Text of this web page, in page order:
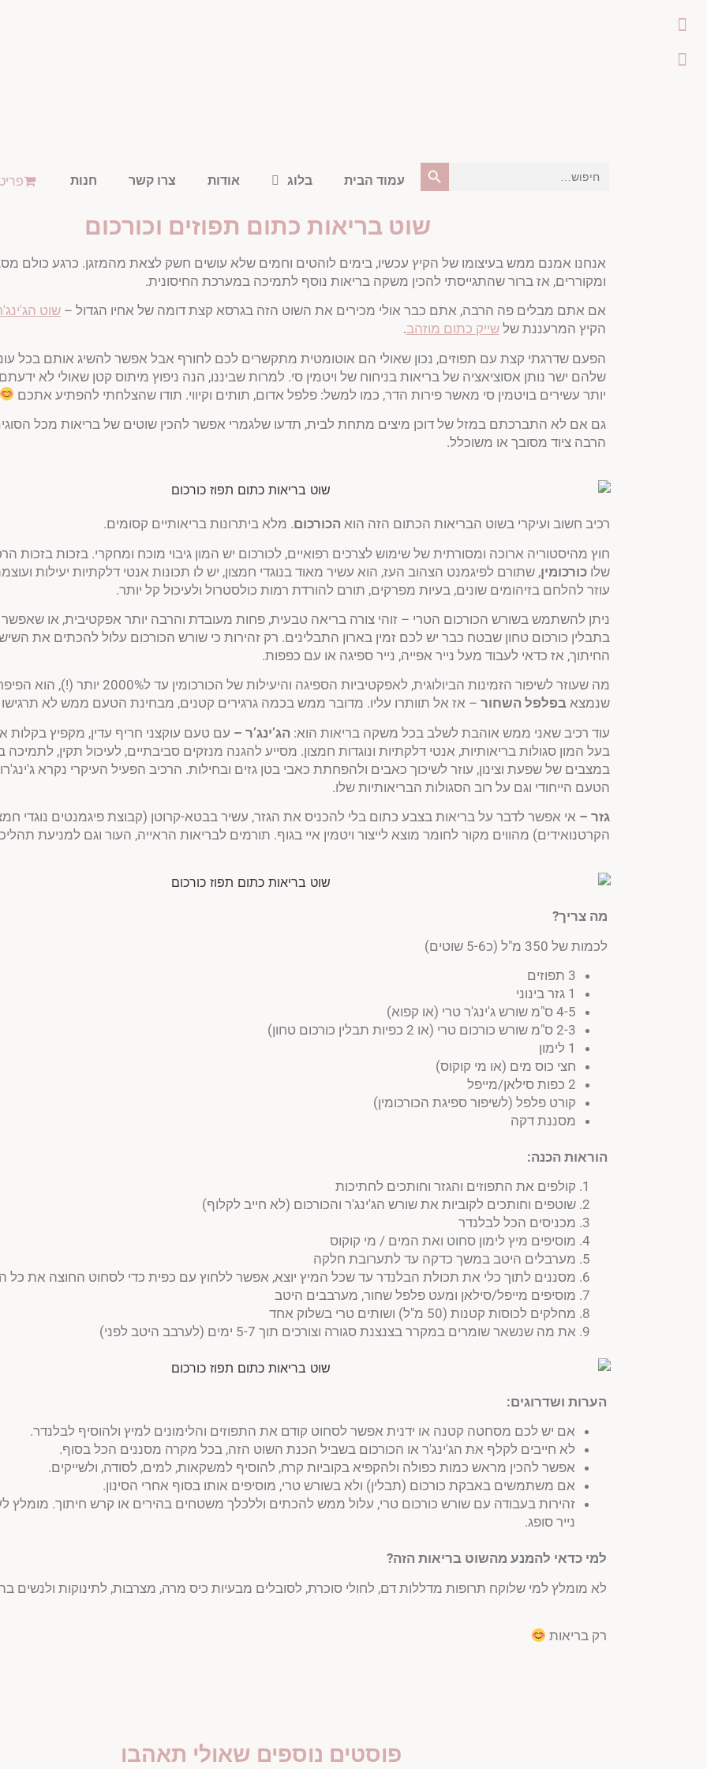
for:
עמוד הבית בלוג אודות צרו קשר חנות
שוט בריאות כתום תפוזים וכורכום
אנחנו אמנם ממש בעיצומו של הקיץ עכשיו, בימים לוהטים וחמים שלא עושים חשק לצאת מהמזגן. כרגע כולם
ומקוררים, אז ברור שהתגייסתי להכין משקה בריאות נוסף לתמיכה במערכת החיסונית.
אם אתם מבלים פה הרבה, אתם כבר אולי מכירים את השוט הזה בגרסא קצת דומה של אחיו הגדול – שוט
הקיץ המרעננת של שייק כתום מוזהב.
הפעם שדרגתי קצת עם תפוזים, נכון שאולי הם אוטומטית מתקשרים לכם לחורף אבל אפשר להשיג אותם בכל
שלהם ישר נותן אסוציאציה של בריאות בניחוח של ויטמין סי. למרות שביננו, הנה ניפוץ מיתוס קטן שאולי לא
יותר עשירים בויטמין סי מאשר פירות הדר, כמו למשל: פלפל אדום, תותים וקיווי. תודו שהצלחתי להפתיע אתכם
גם אם לא התברכתם במזל של דוכן מיצים מתחת לבית, תדעו שלגמרי אפשר להכין שוטים של בריאות מכל
הרבה ציוד מסובך או משוכלל.
רכיב חשוב ועיקרי בשוט הבריאות הכתום הזה הוא הכורכום. מלא ביתרונות בריאותיים קסומים.
חוץ מהיסטוריה ארוכה ומסורתית של שימוש לצרכים רפואיים, לכורכום יש המון גיבוי מוכח ומחקרי. בזכות בזכות
שלו כורכומין, שתורם לפיגמנט הצהוב העז, הוא עשיר מאוד בנוגדי חמצון, יש לו תכונות אנטי דלקתיות יעילות
עוזר להלחם בזיהומים שונים, בעיות מפרקים, תורם להורדת רמות כולסטרול ולעיכול קל יותר.
ניתן להשתמש בשורש הכורכום הטרי – זוהי צורה בריאה טבעית, פחות מעובדת והרבה יותר אפקטיבית, או
בתבלין כורכום טחון שבטח כבר יש לכם זמין בארון התבלינים. רק זהירות כי שורש הכורכום עלול להכתים את
החיתוך, אז כדאי לעבוד מעל נייר אפייה, נייר ספיגה או עם כפפות.
מה שעוזר לשיפור הזמינות הביולוגית, לאפקטיביות הספיגה
שנמצא בפלפל השחור – אז אל תוותרו עליו. מדובר ממש בכמה גרגירים קטנים, מבחינת הטעם ממש לא
עוד רכיב שאני ממש אוהבת לשלב בכל משקה בריאות הוא: הג’ינג’ר – עם טעם עוקצני חריף עדין, מקפיץ
בעל המון סגולות בריאותיות, אנטי דלקתיות ונוגדות חמצון. מסייע להגנה מנזקים סביבתיים, לעיכול תקין,
במצבים של שפעת וצינון, עוזר לשיכוך כאבים ולהפחתת כאבי בטן גזים ובחילות. הרכיב הפעיל העיקרי נקרא
הטעם הייחודי וגם על רוב הסגולות הבריאותיות שלו.
גזר – אי אפשר לדבר על בריאות בצבע כתום בלי להכניס את הגזר, עשיר בבטא-קרוטן (קבוצת פיגמנטים נוגדי
הקרטנואידים) מהווים מקור לחומר מוצא לייצור ויטמין איי בגוף. תורמים לבריאות הראייה, העור וגם למניעת
מה צריך?
לכמות של 350 מ"ל (כ5-6 שוטים)
3 תפוזים
1 גזר בינוני
4-5 ס"מ שורש ג'ינג'ר טרי (או קפוא)
2-3 ס"מ שורש כורכום טרי (או 2 כפיות תבלין כורכום טחון)
1 לימון
חצי כוס מים (או מי קוקוס)
2 כפות סילאן/מייפל
קורט פלפל (לשיפור ספיגת הכורכומין)
מסננת דקה
הוראות הכנה:
קולפים את התפוזים והגזר וחותכים לחתיכות
שוטפים וחותכים לקוביות את שורש הג'ינג'ר והכורכום (לא חייב לקלוף)
מכניסים הכל לבלנדר
מוסיפים מיץ לימון סחוט ואת המים / מי קוקוס
מערבלים היטב במשך כדקה עד לתערובת חלקה
מסננים לתוך כלי את תכולת הבלנדר עד שכל המיץ יוצא, אפשר ללחוץ עם כפית כדי לסחוט החוצה את כל
מוסיפים מייפל/סילאן ומעט פלפל שחור, מערבבים היטב
מחלקים לכוסות קטנות (50 מ"ל) ושותים טרי בשלוק אחד
את מה שנשאר שומרים במקרר בצנצנת סגורה וצורכים תוך 5-7 ימים (לערבב היטב לפני)
הערות ושדרוגים:
אם יש לכם מסחטה קטנה או ידנית אפשר לסחוט קודם את התפוזים והלימונים למיץ ולהוסיף לבלנדר.
לא חייבים לקלף את הג'ינג'ר או הכורכום בשביל הכנת השוט הזה, בכל מקרה מסננים הכל בסוף.
אפשר להכין מראש כמות כפולה ולהקפיא בקוביות קרח, להוסיף למשקאות, למים, לסודה, ולשייקים.
אם משתמשים באבקת כורכום (תבלין) ולא בשורש טרי, מוסיפים אותו בסוף אחרי הסינון.
זהירות בעבודה עם שורש כורכום טרי, עלול ממש להכתים וללכלך משטחים בהירים או קרש חיתוך. מומלץ
נייר סופג.
למי כדאי להמנע מהשוט בריאות הזה?
לא מומלץ למי שלוקח תרופות מדללות דם, לחולי סוכרת, לסובלים מבעיות כיס מרה, מצרבות, לתינוקות ולנשים
רק בריאות
פוסטים נוספים שאולי תאהבו